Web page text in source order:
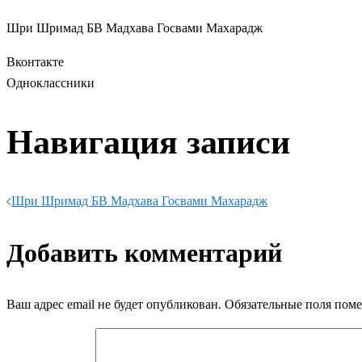
Шри Шримад БВ Мадхава Госвами Махарадж
Вконтакте
Одноклассники
Навигация записи
Шри Шримад БВ Мадхава Госвами Махарадж
Добавить комментарий
Ваш адрес email не будет опубликован. Обязательные поля